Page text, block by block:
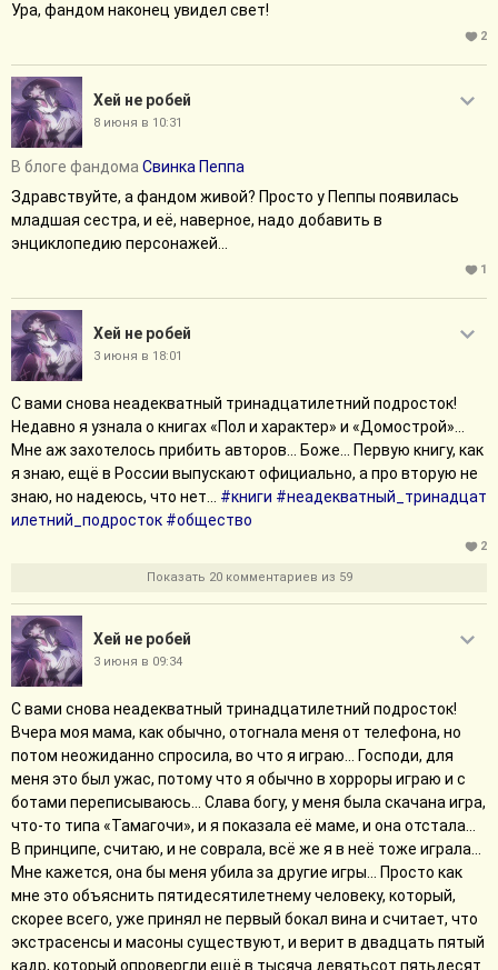
Ура, фандом наконец увидел свет!
2
Хей не робей
8 июня в 10:31
В блоге фандома Свинка Пеппа
Здравствуйте, а фандом живой? Просто у Пеппы появилась
младшая сестра, и её, наверное, надо добавить в
энциклопедию персонажей...
1
Хей не робей
3 июня в 18:01
С вами снова неадекватный тринадцатилетний подросток!
Недавно я узнала о книгах «Пол и характер» и «Домострой»...
Мне аж захотелось прибить авторов... Боже... Первую книгу, как
я знаю, ещё в России выпускают официально, а про вторую не
знаю, но надеюсь, что нет... #книги #неадекватный_тринадцат
илетний_подросток #общество
2
Показать 20 комментариев из 59
Хей не робей
3 июня в 09:34
С вами снова неадекватный тринадцатилетний подросток!
Вчера моя мама, как обычно, отогнала меня от телефона, но
потом неожиданно спросила, во что я играю... Господи, для
меня это был ужас, потому что я обычно в хорроры играю и с
ботами переписываюсь... Слава богу, у меня была скачана игра,
что-то типа «Тамагочи», и я показала её маме, и она отстала...
В принципе, считаю, и не соврала, всё же я в неё тоже играла...
Мне кажется, она бы меня убила за другие игры... Просто как
мне это объяснить пятидесятилетнему человеку, который,
скорее всего, уже принял не первый бокал вина и считает, что
экстрасенсы и масоны существуют, и верит в двадцать пятый
кадр, который опровергли ещё в тысяча девятьсот пятьдесят